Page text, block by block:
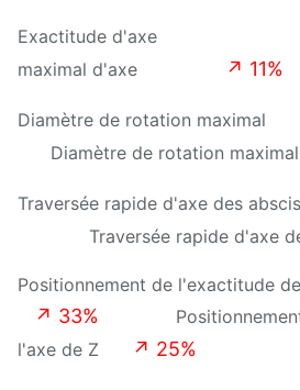
Exactitude d'axe
maximal d'axe
↗ 11%
Diamètre de rotation
Diamètre de rotation
Traversée rapide d'axe des
Traversée rapide
Positionnement de l'exactitude
↗ 33%
l'axe de Z
↗ 25%